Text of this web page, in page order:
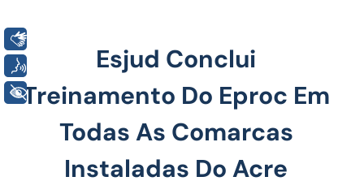
Esjud Conclui
Treinamento Do Eproc Em
Todas As Comarcas
Instaladas Do Acre
+ Acessibilidade